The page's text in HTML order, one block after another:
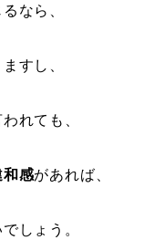
なら、
すし、
れても、
和感があれば、
しょう。